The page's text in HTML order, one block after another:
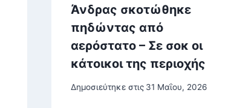
Άνδρας σκοτώθηκε
πηδώντας από
αερόστατο – Σε σοκ οι
κάτοικοι της περιοχής
Δημοσιεύτηκε στις 31 Μαΐου, 2026